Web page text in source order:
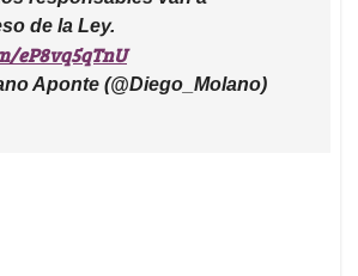
de la Ley.
eP8vq5qTnU
Aponte (@Diego_Molano)